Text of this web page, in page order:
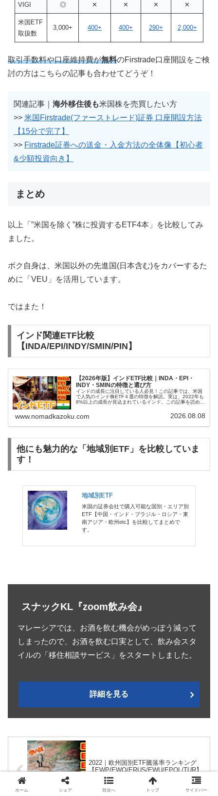
VIGI ◎ ✕ ✕ ✕ ✕
米国ETF
取扱数
3,000+ 400+ 400+ 290+ 2,000+
取引手数料や口座維持費が無料のFirstrade口座開設をご検
討の方はこちらの記事も合わせてどうぞ！
関連記事｜ 海外移住後も米国株を売買したい方
>> 米国Firstrade(ファーストレード)証券 口座開設方法
【15分で完了】
>> Firstrade証券への送金・入金方法の全体像【初心者
&少額投資向き】
まとめ
以上「”米国を除く”株に投資するETF4本」を比較してみ
ました。
ボク自身は、米国以外の先進国(日本含む)をカバーするた
めに「VEU」を活用しています。
ではまた！
インド関連ETF比較
【INDA/EPI/INDY/SMIN/PIN】
【2026年版】インドETF比較｜INDA・EPI・
INDY・SMINの特徴と選び方
インドの成長に注目している人必見！この記事では、米国
で人気のインド株ETF４選の特徴を解説。実は、2022年も
8%以上の成長が見込まれているインド。この記事を読め
www.nomadkazoku.com 2026.08.08
他にも魅力的な「地域別ETF」を比較していま
す！
地域別ETF
米国の証券会社で購入可能な国別・エリア別
ETF【中国・インド・ブラジル・ロシア・東
南アジア・欧州etc】を比較してまとめで
す。
スナックKL『zoom飲み会』
マレーシアでは、お酒を飲む機会がめっぽう減って
しまったので、お酒を飲む口実として、飲み会スタ
イルの「移住相談サービス」をスタートしました。
詳細を見る
2022｜欧州国別ETF騰落率ランキング
【EWP/EWO/ERUS/EWU/EPOL/TUR】
割安ETF比較
ホーム シェア 目次へ トップ サイドバー